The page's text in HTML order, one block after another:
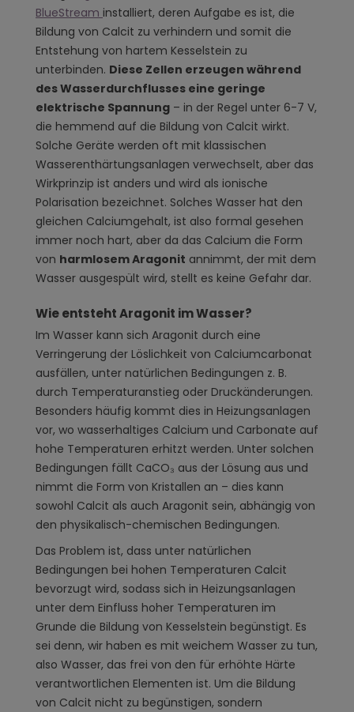
BlueStream installiert, deren Aufgabe es ist, die
Bildung von Calcit zu verhindern und somit die
Entstehung von hartem Kesselstein zu
unterbinden. Diese Zellen erzeugen während
des Wasserdurchflusses eine geringe
elektrische Spannung – in der Regel unter 6-7 V,
die hemmend auf die Bildung von Calcit wirkt.
Solche Geräte werden oft mit klassischen
Wasserenthärtungsanlagen verwechselt, aber das
Wirkprinzip ist anders und wird als ionische
Polarisation bezeichnet. Solches Wasser hat den
gleichen Calciumgehalt, ist also formal gesehen
immer noch hart, aber da das Calcium die Form
von harmlosem Aragonit annimmt, der mit dem
Wasser ausgespült wird, stellt es keine Gefahr dar.
Wie entsteht Aragonit im Wasser?
Im Wasser kann sich Aragonit durch eine
Verringerung der Löslichkeit von Calciumcarbonat
ausfällen, unter natürlichen Bedingungen z. B.
durch Temperaturanstieg oder Druckänderungen.
Besonders häufig kommt dies in Heizungsanlagen
vor, wo wasserhaltiges Calcium und Carbonate auf
hohe Temperaturen erhitzt werden. Unter solchen
Bedingungen fällt CaCO₃ aus der Lösung aus und
nimmt die Form von Kristallen an – dies kann
sowohl Calcit als auch Aragonit sein, abhängig von
den physikalisch-chemischen Bedingungen.
Das Problem ist, dass unter natürlichen
Bedingungen bei hohen Temperaturen Calcit
bevorzugt wird, sodass sich in Heizungsanlagen
unter dem Einfluss hoher Temperaturen im
Grunde die Bildung von Kesselstein begünstigt. Es
sei denn, wir haben es mit weichem Wasser zu tun,
also Wasser, das frei von den für erhöhte Härte
verantwortlichen Elementen ist. Um die Bildung
von Calcit nicht zu begünstigen, sondern